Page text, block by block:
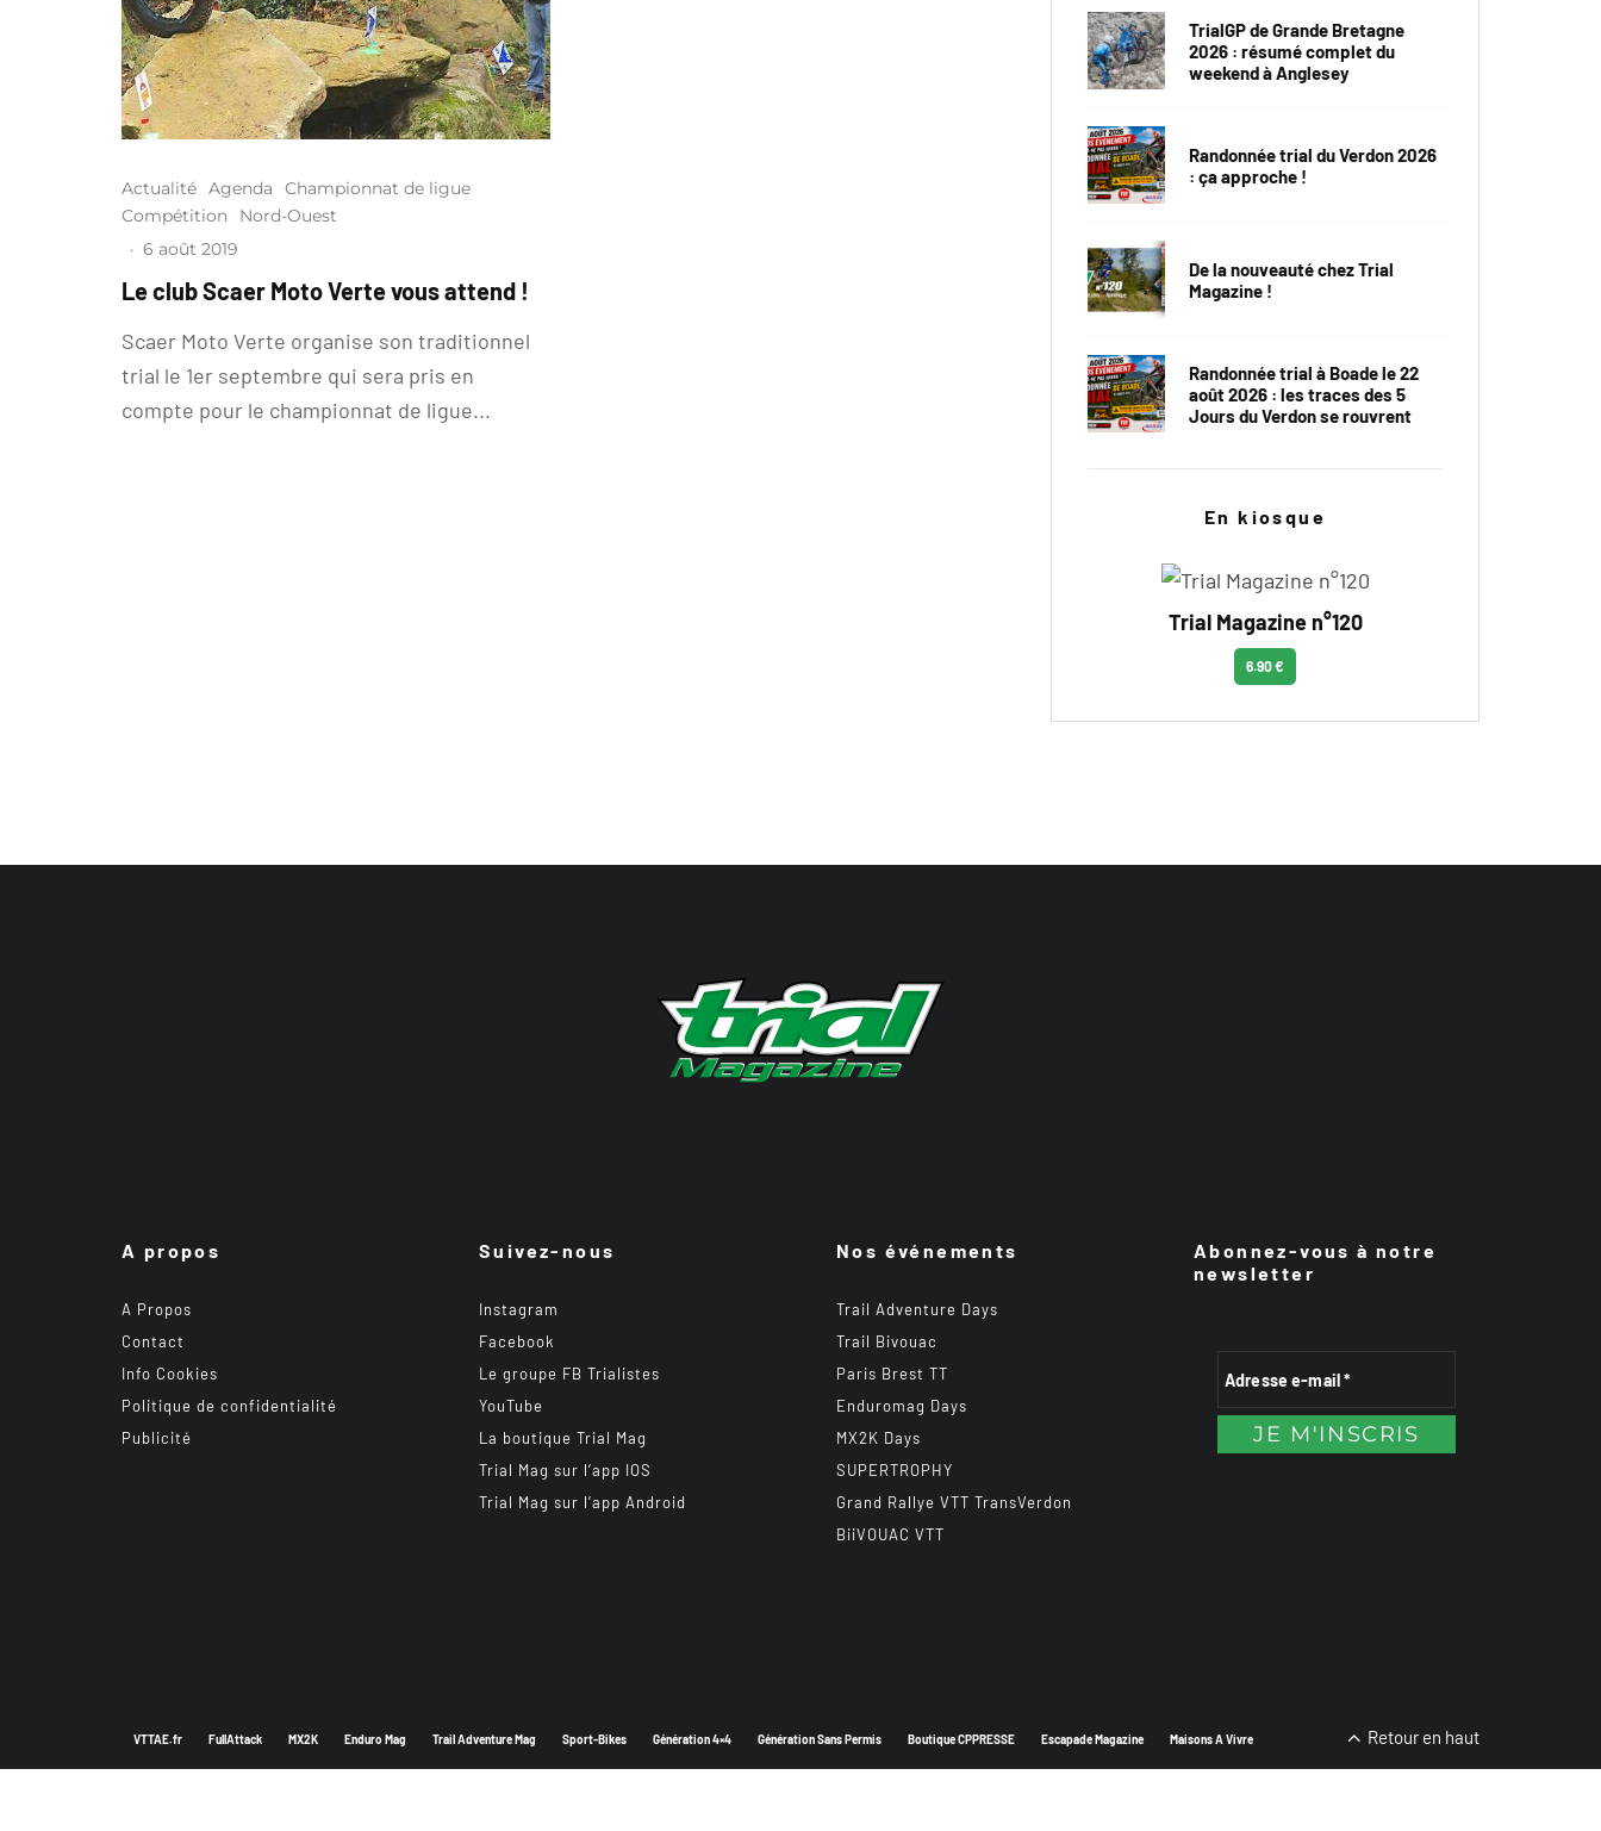
Actualité Agenda
Championnat de ligue
Compétition
Nord-Ouest
· 6 août 2019
Le club Scaer Moto Verte vous attend !
Scaer Moto Verte organise son traditionnel
trial le 1er septembre qui sera pris en
compte pour le championnat de ligue...
TrialGP de Grande Bretagne
2026 : résumé complet du
weekend à Anglesey
Randonnée trial du Verdon 2026
: ça approche !
De la nouveauté chez Trial
Magazine !
Randonnée trial à Boade le 22
août 2026 : les traces des 5
Jours du Verdon se rouvrent
En kiosque
Trial Magazine n°120
6.90 €
A propos
A Propos
Contact
Info Cookies
Politique de confidentialité
Publicité
Suivez-nous
Instagram
Facebook
Le groupe FB Trialistes
YouTube
La boutique Trial Mag
Trial Mag sur l’app IOS
Trial Mag sur l’app Android
Nos événements
Trail Adventure Days
Trail Bivouac
Paris Brest TT
Enduromag Days
MX2K Days
SUPERTROPHY
Grand Rallye VTT TransVerdon
BiiVOUAC VTT
Abonnez-vous à notre
newsletter
VTTAE.fr FullAttack MX2K Enduro Mag Trail Adventure Mag Sport-Bikes Génération 4×4 Génération Sans Permis Boutique CPPRESSE Escapade Magazine Maisons A Vivre Retour en haut